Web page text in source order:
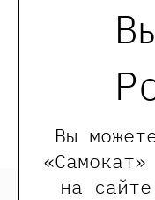
Вы
на сайте
Коллиньон Дафне